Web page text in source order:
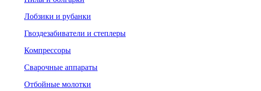
Лобзики и рубанки
Гвоздезабиватели и степлеры
Компрессоры
Сварочные аппараты
Отбойные молотки